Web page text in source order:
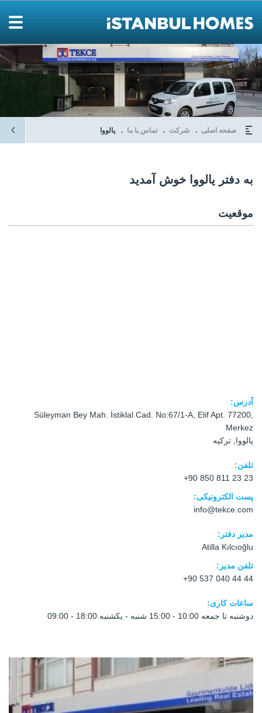
صفحه اصلی شرکت تماس با ما یالووا
به دفتر یالووا خوش آمدید
موقعیت
آدرس:
Süleyman Bey Mah. İstiklal Cad. No:67/1-A, Elif Apt. 77200,
Merkez
یالووا, ترکیه
تلفن:
+90 850 811 23 23
پست الکترونیکی:
info@tekce.com
مدیر دفتر:
Atilla Kılcıoğlu
تلفن مدیر:
+90 537 040 44 44
ساعات کاری:
09:00 - 18:00 دوشنبه تا جمعه 10:00 - 15:00 شنبه - یکشنبه